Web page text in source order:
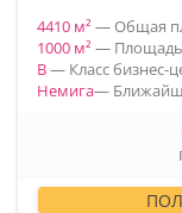
4410 м² — Общая
1000 м² — Площадь
B— Класс бизнес-
Немига—